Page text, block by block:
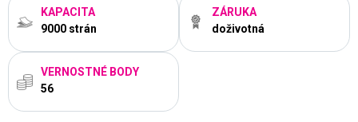
KAPACITA
9000 strán
ZÁRUKA
doživotná
VERNOSTNÉ BODY
56